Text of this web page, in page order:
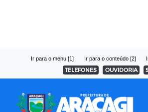
Ir para o menu [1] Ir para o conteúdo [2]
TELEFONES OUVIDORIA